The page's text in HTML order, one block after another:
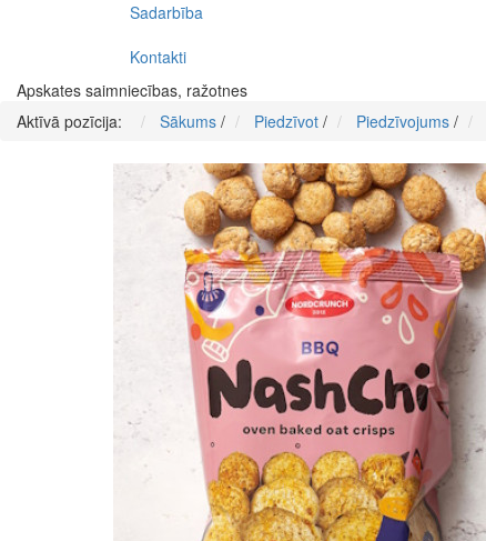
Sadarbība
Kontakti
Apskates saimniecības, ražotnes
Aktīvā pozīcija:
Sākums / Piedzīvot / Piedzīvojums /